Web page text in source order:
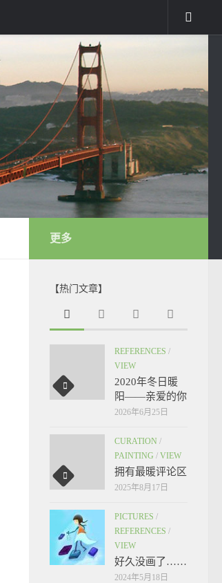
更多
【热门文章】
REFERENCES /
VIEW
2020年冬日暖
阳——亲爱的你
2026年6月25日
CURATION /
PAINTING / VIEW
拥有最暖评论区
2025年8月17日
PICTURES /
REFERENCES /
VIEW
好久没画了……
2024年5月18日